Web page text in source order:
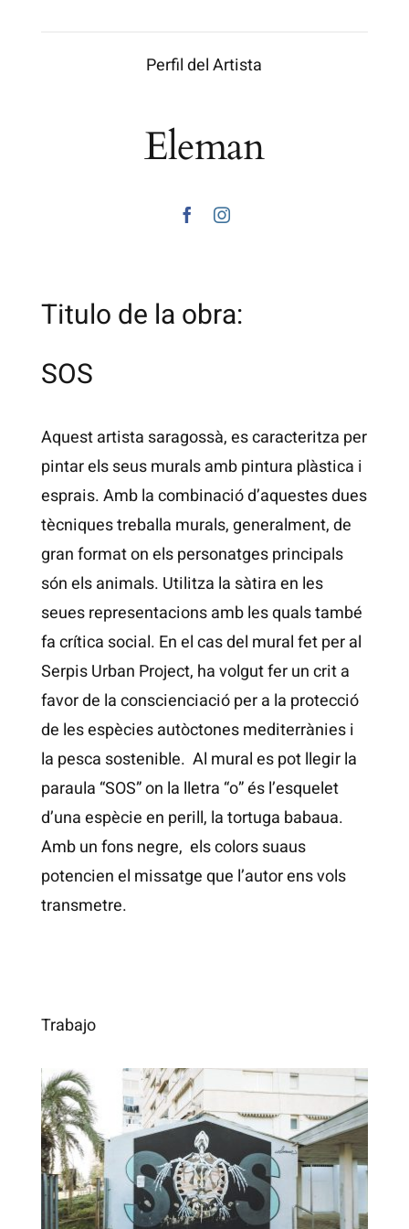
Perfil del Artista
Eleman
Titulo de la obra:
SOS
Aquest artista saragossà, es caracteritza per
pintar els seus murals amb pintura plàstica i
esprais. Amb la combinació d’aquestes dues
tècniques treballa murals, generalment, de
gran format on els personatges principals
són els animals. Utilitza la sàtira en les
seues representacions amb les quals també
fa crítica social. En el cas del mural fet per al
Serpis Urban Project, ha volgut fer un crit a
favor de la conscienciació per a la protecció
de les espècies autòctones mediterrànies i
la pesca sostenible. Al mural es pot llegir la
paraula “SOS” on la lletra “o” és l’esquelet
d’una espècie en perill, la tortuga babaua.
Amb un fons negre, els colors suaus
potencien el missatge que l’autor ens vols
transmetre.
Trabajo